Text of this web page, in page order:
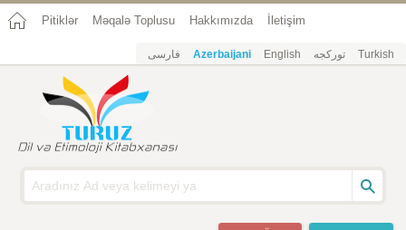
Pitiklər Məqalə Toplusu Hakkımızda İletişim
فارسی Azerbaijani English تورکجه Turkish